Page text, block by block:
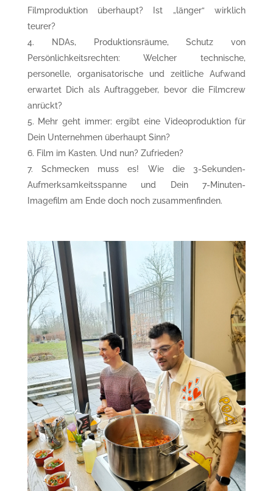
Filmproduktion überhaupt? Ist „länger“ wirklich
teurer?
NDAs, Produktionsräume, Schutz von
Persönlichkeitsrechten: Welcher technische,
personelle, organisatorische und zeitliche Aufwand
erwartet Dich als Auftraggeber, bevor die Filmcrew
anrückt?
Mehr geht immer: ergibt eine Videoproduktion für
Dein Unternehmen überhaupt Sinn?
Film im Kasten. Und nun? Zufrieden?
Schmecken muss es! Wie die 3-Sekunden-
Aufmerksamkeitsspanne und Dein 7-Minuten-
Imagefilm am Ende doch noch zusammenfinden.